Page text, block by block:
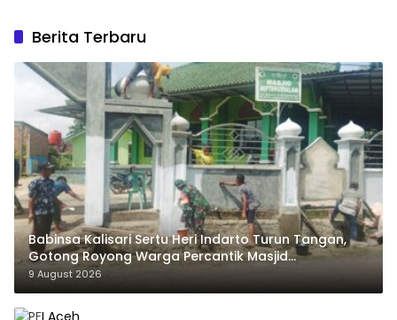
Berita Terbaru
Babinsa Kalisari Sertu Heri Indarto Turun Tangan,
Gotong Royong Warga Percantik Masjid
Miftahussalam
9 August 2026